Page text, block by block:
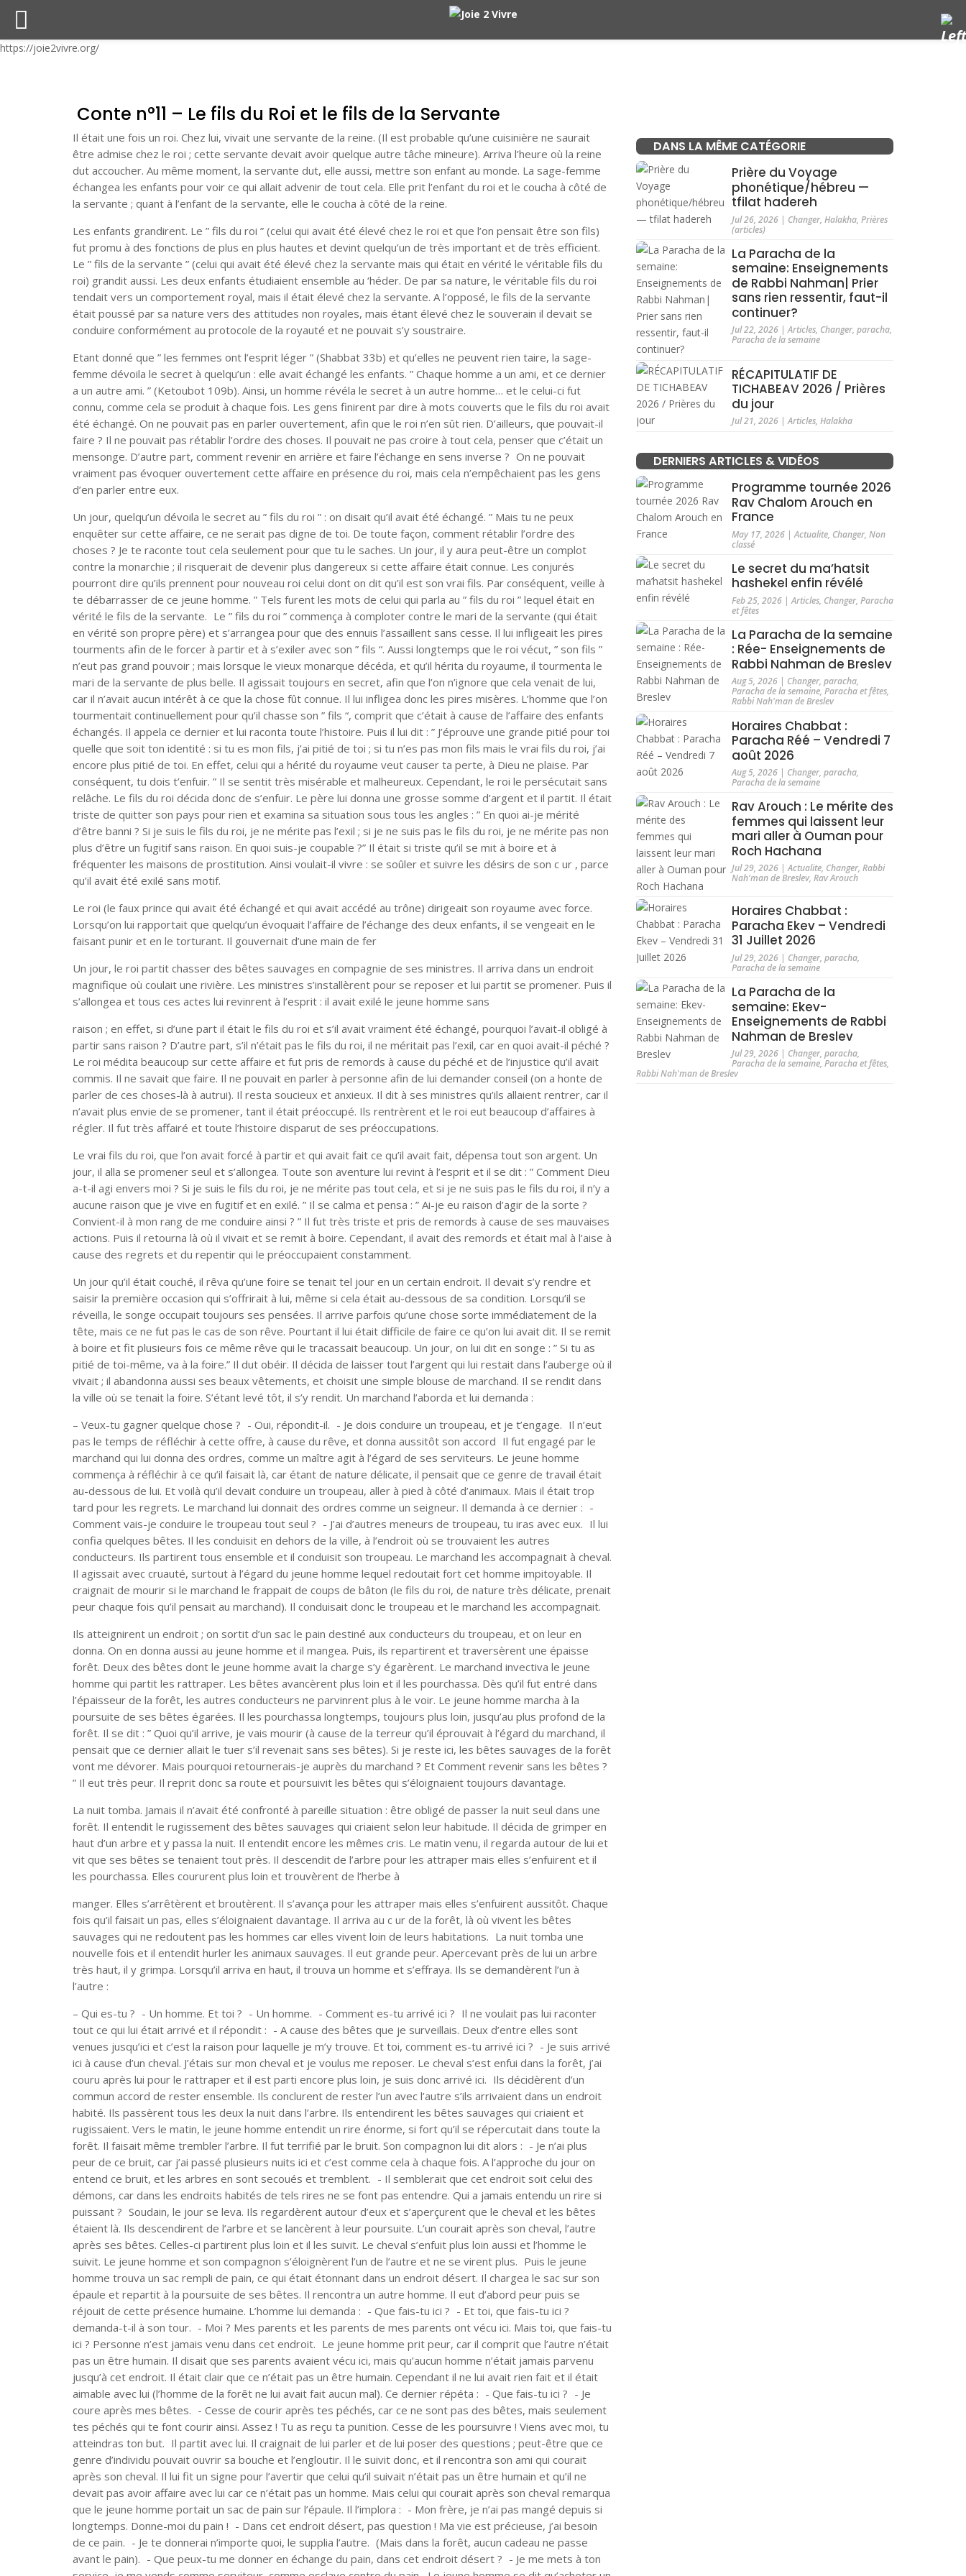
https://joie2vivre.org/
Conte n°11 – Le fils du Roi et le fils de la Servante
Il était une fois un roi. Chez lui, vivait une servante de la reine. (Il est probable qu’une cuisinière ne saurait
être admise chez le roi ; cette servante devait avoir quelque autre tâche mineure). Arriva l’heure où la reine
dut accoucher. Au même moment, la servante dut, elle aussi, mettre son enfant au monde. La sage-femme
échangea les enfants pour voir ce qui allait advenir de tout cela. Elle prit l’enfant du roi et le coucha à côté de
la servante ; quant à l’enfant de la servante, elle le coucha à côté de la reine.
Les enfants grandirent. Le ” fils du roi ” (celui qui avait été élevé chez le roi et que l’on pensait être son fils)
fut promu à des fonctions de plus en plus hautes et devint quelqu’un de très important et de très efficient.
Le ” fils de la servante ” (celui qui avait été élevé chez la servante mais qui était en vérité le véritable fils du
roi) grandit aussi. Les deux enfants étudiaient ensemble au ‘héder. De par sa nature, le véritable fils du roi
tendait vers un comportement royal, mais il était élevé chez la servante. A l’opposé, le fils de la servante
était poussé par sa nature vers des attitudes non royales, mais étant élevé chez le souverain il devait se
conduire conformément au protocole de la royauté et ne pouvait s’y soustraire.
Etant donné que ” les femmes ont l’esprit léger ” (Shabbat 33b) et qu’elles ne peuvent rien taire, la sage-
femme dévoila le secret à quelqu’un : elle avait échangé les enfants. ” Chaque homme a un ami, et ce dernier
a un autre ami. ” (Ketoubot 109b). Ainsi, un homme révéla le secret à un autre homme… et le celui-ci fut
connu, comme cela se produit à chaque fois. Les gens finirent par dire à mots couverts que le fils du roi avait
été échangé. On ne pouvait pas en parler ouvertement, afin que le roi n’en sût rien. D’ailleurs, que pouvait-il
faire ? Il ne pouvait pas rétablir l’ordre des choses. Il pouvait ne pas croire à tout cela, penser que c’était un
mensonge. D’autre part, comment revenir en arrière et faire l’échange en sens inverse ? On ne pouvait
vraiment pas évoquer ouvertement cette affaire en présence du roi, mais cela n’empêchaient pas les gens
d’en parler entre eux.
Un jour, quelqu’un dévoila le secret au ” fils du roi ” : on disait qu’il avait été échangé. ” Mais tu ne peux
enquêter sur cette affaire, ce ne serait pas digne de toi. De toute façon, comment rétablir l’ordre des
choses ? Je te raconte tout cela seulement pour que tu le saches. Un jour, il y aura peut-être un complot
contre la monarchie ; il risquerait de devenir plus dangereux si cette affaire était connue. Les conjurés
pourront dire qu’ils prennent pour nouveau roi celui dont on dit qu’il est son vrai fils. Par conséquent, veille à
te débarrasser de ce jeune homme. ” Tels furent les mots de celui qui parla au ” fils du roi ” lequel était en
vérité le fils de la servante. Le ” fils du roi ” commença à comploter contre le mari de la servante (qui était
en vérité son propre père) et s’arrangea pour que des ennuis l’assaillent sans cesse. Il lui infligeait les pires
tourments afin de le forcer à partir et à s’exiler avec son ” fils “. Aussi longtemps que le roi vécut, ” son fils ”
n’eut pas grand pouvoir ; mais lorsque le vieux monarque décéda, et qu’il hérita du royaume, il tourmenta le
mari de la servante de plus belle. Il agissait toujours en secret, afin que l’on n’ignore que cela venait de lui,
car il n’avait aucun intérêt à ce que la chose fût connue. Il lui infligea donc les pires misères. L’homme que l’on
tourmentait continuellement pour qu’il chasse son ” fils “, comprit que c’était à cause de l’affaire des enfants
échangés. Il appela ce dernier et lui raconta toute l’histoire. Puis il lui dit : ” J’éprouve une grande pitié pour toi
quelle que soit ton identité : si tu es mon fils, j’ai pitié de toi ; si tu n’es pas mon fils mais le vrai fils du roi, j’ai
encore plus pitié de toi. En effet, celui qui a hérité du royaume veut causer ta perte, à Dieu ne plaise. Par
conséquent, tu dois t’enfuir. ” Il se sentit très misérable et malheureux. Cependant, le roi le persécutait sans
relâche. Le fils du roi décida donc de s’enfuir. Le père lui donna une grosse somme d’argent et il partit. Il était
triste de quitter son pays pour rien et examina sa situation sous tous les angles : ” En quoi ai-je mérité
d’être banni ? Si je suis le fils du roi, je ne mérite pas l’exil ; si je ne suis pas le fils du roi, je ne mérite pas non
plus d’être un fugitif sans raison. En quoi suis-je coupable ?” Il était si triste qu’il se mit à boire et à
fréquenter les maisons de prostitution. Ainsi voulait-il vivre : se soûler et suivre les désirs de son c ur , parce
qu’il avait été exilé sans motif.
Le roi (le faux prince qui avait été échangé et qui avait accédé au trône) dirigeait son royaume avec force.
Lorsqu’on lui rapportait que quelqu’un évoquait l’affaire de l’échange des deux enfants, il se vengeait en le
faisant punir et en le torturant. Il gouvernait d’une main de fer
Un jour, le roi partit chasser des bêtes sauvages en compagnie de ses ministres. Il arriva dans un endroit
magnifique où coulait une rivière. Les ministres s’installèrent pour se reposer et lui partit se promener. Puis il
s’allongea et tous ces actes lui revinrent à l’esprit : il avait exilé le jeune homme sans
raison ; en effet, si d’une part il était le fils du roi et s’il avait vraiment été échangé, pourquoi l’avait-il obligé à
partir sans raison ? D’autre part, s’il n’était pas le fils du roi, il ne méritait pas l’exil, car en quoi avait-il péché ?
Le roi médita beaucoup sur cette affaire et fut pris de remords à cause du péché et de l’injustice qu’il avait
commis. Il ne savait que faire. Il ne pouvait en parler à personne afin de lui demander conseil (on a honte de
parler de ces choses-là à autrui). Il resta soucieux et anxieux. Il dit à ses ministres qu’ils allaient rentrer, car il
n’avait plus envie de se promener, tant il était préoccupé. Ils rentrèrent et le roi eut beaucoup d’affaires à
régler. Il fut très affairé et toute l’histoire disparut de ses préoccupations.
Le vrai fils du roi, que l’on avait forcé à partir et qui avait fait ce qu’il avait fait, dépensa tout son argent. Un
jour, il alla se promener seul et s’allongea. Toute son aventure lui revint à l’esprit et il se dit : ” Comment Dieu
a-t-il agi envers moi ? Si je suis le fils du roi, je ne mérite pas tout cela, et si je ne suis pas le fils du roi, il n’y a
aucune raison que je vive en fugitif et en exilé. ” Il se calma et pensa : ” Ai-je eu raison d’agir de la sorte ?
Convient-il à mon rang de me conduire ainsi ? ” Il fut très triste et pris de remords à cause de ses mauvaises
actions. Puis il retourna là où il vivait et se remit à boire. Cependant, il avait des remords et était mal à l’aise à
cause des regrets et du repentir qui le préoccupaient constamment.
Un jour qu’il était couché, il rêva qu’une foire se tenait tel jour en un certain endroit. Il devait s’y rendre et
saisir la première occasion qui s’offrirait à lui, même si cela était au-dessous de sa condition. Lorsqu’il se
réveilla, le songe occupait toujours ses pensées. Il arrive parfois qu’une chose sorte immédiatement de la
tête, mais ce ne fut pas le cas de son rêve. Pourtant il lui était difficile de faire ce qu’on lui avait dit. Il se remit
à boire et fit plusieurs fois ce même rêve qui le tracassait beaucoup. Un jour, on lui dit en songe : ” Si tu as
pitié de toi-même, va à la foire.” Il dut obéir. Il décida de laisser tout l’argent qui lui restait dans l’auberge où il
vivait ; il abandonna aussi ses beaux vêtements, et choisit une simple blouse de marchand. Il se rendit dans
la ville où se tenait la foire. S’étant levé tôt, il s’y rendit. Un marchand l’aborda et lui demanda :
– Veux-tu gagner quelque chose ? - Oui, répondit-il. - Je dois conduire un troupeau, et je t’engage. Il n’eut
pas le temps de réfléchir à cette offre, à cause du rêve, et donna aussitôt son accord Il fut engagé par le
marchand qui lui donna des ordres, comme un maître agit à l’égard de ses serviteurs. Le jeune homme
commença à réfléchir à ce qu’il faisait là, car étant de nature délicate, il pensait que ce genre de travail était
au-dessous de lui. Et voilà qu’il devait conduire un troupeau, aller à pied à côté d’animaux. Mais il était trop
tard pour les regrets. Le marchand lui donnait des ordres comme un seigneur. Il demanda à ce dernier : -
Comment vais-je conduire le troupeau tout seul ? - J’ai d’autres meneurs de troupeau, tu iras avec eux. Il lui
confia quelques bêtes. Il les conduisit en dehors de la ville, à l’endroit où se trouvaient les autres
conducteurs. Ils partirent tous ensemble et il conduisit son troupeau. Le marchand les accompagnait à cheval.
Il agissait avec cruauté, surtout à l’égard du jeune homme lequel redoutait fort cet homme impitoyable. Il
craignait de mourir si le marchand le frappait de coups de bâton (le fils du roi, de nature très délicate, prenait
peur chaque fois qu’il pensait au marchand). Il conduisait donc le troupeau et le marchand les accompagnait.
Ils atteignirent un endroit ; on sortit d’un sac le pain destiné aux conducteurs du troupeau, et on leur en
donna. On en donna aussi au jeune homme et il mangea. Puis, ils repartirent et traversèrent une épaisse
forêt. Deux des bêtes dont le jeune homme avait la charge s’y égarèrent. Le marchand invectiva le jeune
homme qui partit les rattraper. Les bêtes avancèrent plus loin et il les pourchassa. Dès qu’il fut entré dans
l’épaisseur de la forêt, les autres conducteurs ne parvinrent plus à le voir. Le jeune homme marcha à la
poursuite de ses bêtes égarées. Il les pourchassa longtemps, toujours plus loin, jusqu’au plus profond de la
forêt. Il se dit : ” Quoi qu’il arrive, je vais mourir (à cause de la terreur qu’il éprouvait à l’égard du marchand, il
pensait que ce dernier allait le tuer s’il revenait sans ses bêtes). Si je reste ici, les bêtes sauvages de la forêt
vont me dévorer. Mais pourquoi retournerais-je auprès du marchand ? Et Comment revenir sans les bêtes ?
” Il eut très peur. Il reprit donc sa route et poursuivit les bêtes qui s’éloignaient toujours davantage.
La nuit tomba. Jamais il n’avait été confronté à pareille situation : être obligé de passer la nuit seul dans une
forêt. Il entendit le rugissement des bêtes sauvages qui criaient selon leur habitude. Il décida de grimper en
haut d’un arbre et y passa la nuit. Il entendit encore les mêmes cris. Le matin venu, il regarda autour de lui et
vit que ses bêtes se tenaient tout près. Il descendit de l’arbre pour les attraper mais elles s’enfuirent et il
les pourchassa. Elles coururent plus loin et trouvèrent de l’herbe à
manger. Elles s’arrêtèrent et broutèrent. Il s’avança pour les attraper mais elles s’enfuirent aussitôt. Chaque
fois qu’il faisait un pas, elles s’éloignaient davantage. Il arriva au c ur de la forêt, là où vivent les bêtes
sauvages qui ne redoutent pas les hommes car elles vivent loin de leurs habitations. La nuit tomba une
nouvelle fois et il entendit hurler les animaux sauvages. Il eut grande peur. Apercevant près de lui un arbre
très haut, il y grimpa. Lorsqu’il arriva en haut, il trouva un homme et s’effraya. Ils se demandèrent l’un à
l’autre :
– Qui es-tu ? - Un homme. Et toi ? - Un homme. - Comment es-tu arrivé ici ? Il ne voulait pas lui raconter
tout ce qui lui était arrivé et il répondit : - A cause des bêtes que je surveillais. Deux d’entre elles sont
venues jusqu’ici et c’est la raison pour laquelle je m’y trouve. Et toi, comment es-tu arrivé ici ? - Je suis arrivé
ici à cause d’un cheval. J’étais sur mon cheval et je voulus me reposer. Le cheval s’est enfui dans la forêt, j’ai
couru après lui pour le rattraper et il est parti encore plus loin, je suis donc arrivé ici. Ils décidèrent d’un
commun accord de rester ensemble. Ils conclurent de rester l’un avec l’autre s’ils arrivaient dans un endroit
habité. Ils passèrent tous les deux la nuit dans l’arbre. Ils entendirent les bêtes sauvages qui criaient et
rugissaient. Vers le matin, le jeune homme entendit un rire énorme, si fort qu’il se répercutait dans toute la
forêt. Il faisait même trembler l’arbre. Il fut terrifié par le bruit. Son compagnon lui dit alors : - Je n’ai plus
peur de ce bruit, car j’ai passé plusieurs nuits ici et c’est comme cela à chaque fois. A l’approche du jour on
entend ce bruit, et les arbres en sont secoués et tremblent. - Il semblerait que cet endroit soit celui des
démons, car dans les endroits habités de tels rires ne se font pas entendre. Qui a jamais entendu un rire si
puissant ? Soudain, le jour se leva. Ils regardèrent autour d’eux et s’aperçurent que le cheval et les bêtes
étaient là. Ils descendirent de l’arbre et se lancèrent à leur poursuite. L’un courait après son cheval, l’autre
après ses bêtes. Celles-ci partirent plus loin et il les suivit. Le cheval s’enfuit plus loin aussi et l’homme le
suivit. Le jeune homme et son compagnon s’éloignèrent l’un de l’autre et ne se virent plus. Puis le jeune
homme trouva un sac rempli de pain, ce qui était étonnant dans un endroit désert. Il chargea le sac sur son
épaule et repartit à la poursuite de ses bêtes. Il rencontra un autre homme. Il eut d’abord peur puis se
réjouit de cette présence humaine. L’homme lui demanda : - Que fais-tu ici ? - Et toi, que fais-tu ici ?
demanda-t-il à son tour. - Moi ? Mes parents et les parents de mes parents ont vécu ici. Mais toi, que fais-tu
ici ? Personne n’est jamais venu dans cet endroit. Le jeune homme prit peur, car il comprit que l’autre n’était
pas un être humain. Il disait que ses parents avaient vécu ici, mais qu’aucun homme n’était jamais parvenu
jusqu’à cet endroit. Il était clair que ce n’était pas un être humain. Cependant il ne lui avait rien fait et il était
aimable avec lui (l’homme de la forêt ne lui avait fait aucun mal). Ce dernier répéta : - Que fais-tu ici ? - Je
coure après mes bêtes. - Cesse de courir après tes péchés, car ce ne sont pas des bêtes, mais seulement
tes péchés qui te font courir ainsi. Assez ! Tu as reçu ta punition. Cesse de les poursuivre ! Viens avec moi, tu
atteindras ton but. Il partit avec lui. Il craignait de lui parler et de lui poser des questions ; peut-être que ce
genre d’individu pouvait ouvrir sa bouche et l’engloutir. Il le suivit donc, et il rencontra son ami qui courait
après son cheval. Il lui fit un signe pour l’avertir que celui qu’il suivait n’était pas un être humain et qu’il ne
devait pas avoir affaire avec lui car ce n’était pas un homme. Mais celui qui courait après son cheval remarqua
que le jeune homme portait un sac de pain sur l’épaule. Il l’implora : - Mon frère, je n’ai pas mangé depuis si
longtemps. Donne-moi du pain ! - Dans cet endroit désert, pas question ! Ma vie est précieuse, j’ai besoin
de ce pain. - Je te donnerai n’importe quoi, le supplia l’autre. (Mais dans la forêt, aucun cadeau ne passe
avant le pain). - Que peux-tu me donner en échange du pain, dans cet endroit désert ? - Je me mets à ton
DANS LA MÊME CATÉGORIE
Prière du Voyage
phonétique/hébreu —
tfilat hadereh
Jul 26, 2026| Changer, Halakha, Prières
(articles)
La Paracha de la
semaine: Enseignements
de Rabbi Nahman| Prier
sans rien ressentir, faut-il
continuer?
Jul 22, 2026|Articles, Changer, paracha,
Paracha de la semaine
RÉCAPITULATIF DE
TICHABEAV 2026 / Prières
du jour
Jul 21, 2026|Articles, Halakha
DERNIERS ARTICLES & VIDÉOS
Programme tournée 2026
Rav Chalom Arouch en
France
May 17, 2026|Actualite, Changer, Non
classé
Le secret du ma’hatsit
hashekel enfin révélé
Feb 25, 2026|Articles, Changer, Paracha
et fêtes
La Paracha de la semaine
: Rée- Enseignements de
Rabbi Nahman de Breslev
Aug 5, 2026| Changer, paracha,
Paracha de la semaine, Paracha et fêtes,
Rabbi Nah'man de Breslev
Horaires Chabbat :
Paracha Réé – Vendredi 7
août 2026
Aug 5, 2026| Changer, paracha,
Paracha de la semaine
Rav Arouch : Le mérite des
femmes qui laissent leur
mari aller à Ouman pour
Roch Hachana
Jul 29, 2026|Actualite, Changer, Rabbi
Nah'man de Breslev, Rav Arouch
Horaires Chabbat :
Paracha Ekev – Vendredi
31 Juillet 2026
Jul 29, 2026| Changer, paracha,
Paracha de la semaine
La Paracha de la
semaine: Ekev-
Enseignements de Rabbi
Nahman de Breslev
Jul 29, 2026| Changer, paracha,
Paracha de la semaine, Paracha et fêtes,
Rabbi Nah'man de Breslev